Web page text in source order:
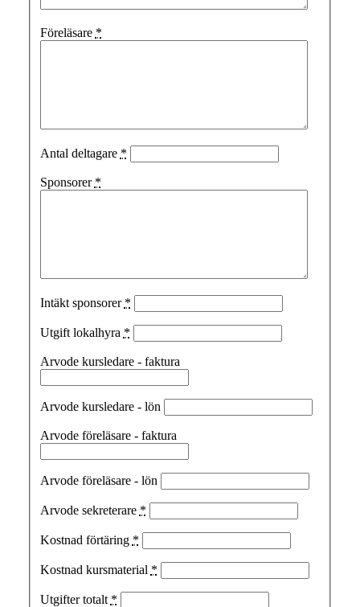
Föreläsare *
Antal deltagare *
Sponsorer *
Intäkt sponsorer *
Utgift lokalhyra *
Arvode kursledare - faktura
Arvode kursledare - lön
Arvode föreläsare - faktura
Arvode föreläsare - lön
Arvode sekreterare *
Kostnad förtäring *
Kostnad kursmaterial *
Utgifter totalt *